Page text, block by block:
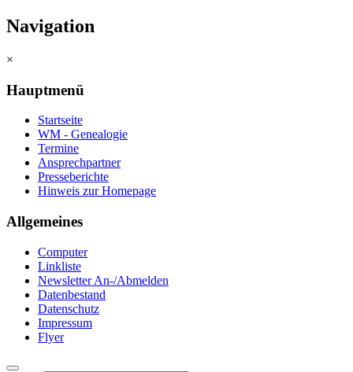
Navigation
×
Hauptmenü
Startseite
WM - Genealogie
Termine
Ansprechpartner
Presseberichte
Hinweis zur Homepage
Allgemeines
Computer
Linkliste
Newsletter An-/Abmelden
Datenbestand
Datenschutz
Impressum
Flyer